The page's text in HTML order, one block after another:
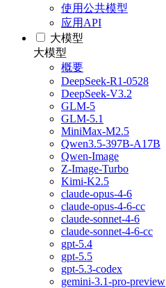
使用公共模型
应用API
大模型
大模型
概要
DeepSeek-R1-0528
DeepSeek-V3.2
GLM-5
GLM-5.1
MiniMax-M2.5
Qwen3.5-397B-A17B
Qwen-Image
Z-Image-Turbo
Kimi-K2.5
claude-opus-4-6
claude-opus-4-6-cc
claude-sonnet-4-6
claude-sonnet-4-6-cc
gpt-5.4
gpt-5.5
gpt-5.3-codex
gemini-3.1-pro-preview